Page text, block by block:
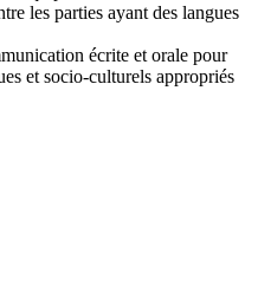
les parties ayant des langues
écrite et orale pour
et socio-culturels appropriés